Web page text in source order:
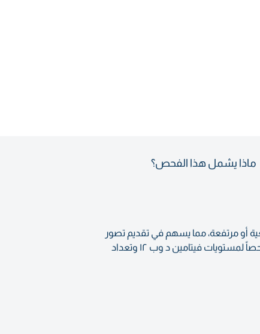
ماذا يشمل هذا الفحص؟
أو طبيعية أو مرتفعة، مما يسهم في تقديم تصور
عام لوضعك الصحي، بما في ذلك مستويات الكوليسترول والغدة الدرقية ووظائف الكبد والكلى. كما يتضمن هذا التحليل فحصاً لمستويات فيتامين د وب ١٢ وتعداد